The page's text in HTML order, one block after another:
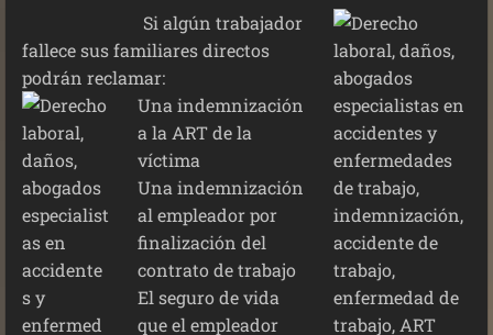
Si algún trabajador
fallece sus familiares directos
podrán reclamar:
Una indemnización
a la ART de la
víctima
Una indemnización
al empleador por
finalización del
contrato de trabajo
El seguro de vida
que el empleador